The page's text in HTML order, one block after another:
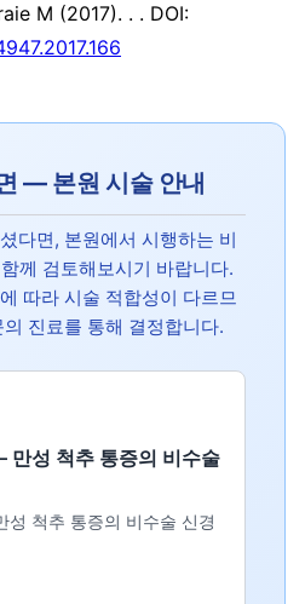
M (2017). . . DOI:
— 본원 시술 안내
다면, 본원에서 시행하는 비
께 검토해보시기 바랍니다.
따라 시술 적합성이 다르므
진료를 통해 결정합니다.
만성 척추 통증의 비수술
척추 통증의 비수술 신경